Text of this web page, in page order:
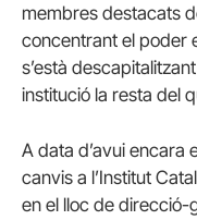
membres destacats
concentrant el poder
s’està
institució la resta del
A data d’avui encara
canvis a l’Institut
en el lloc de direcció-